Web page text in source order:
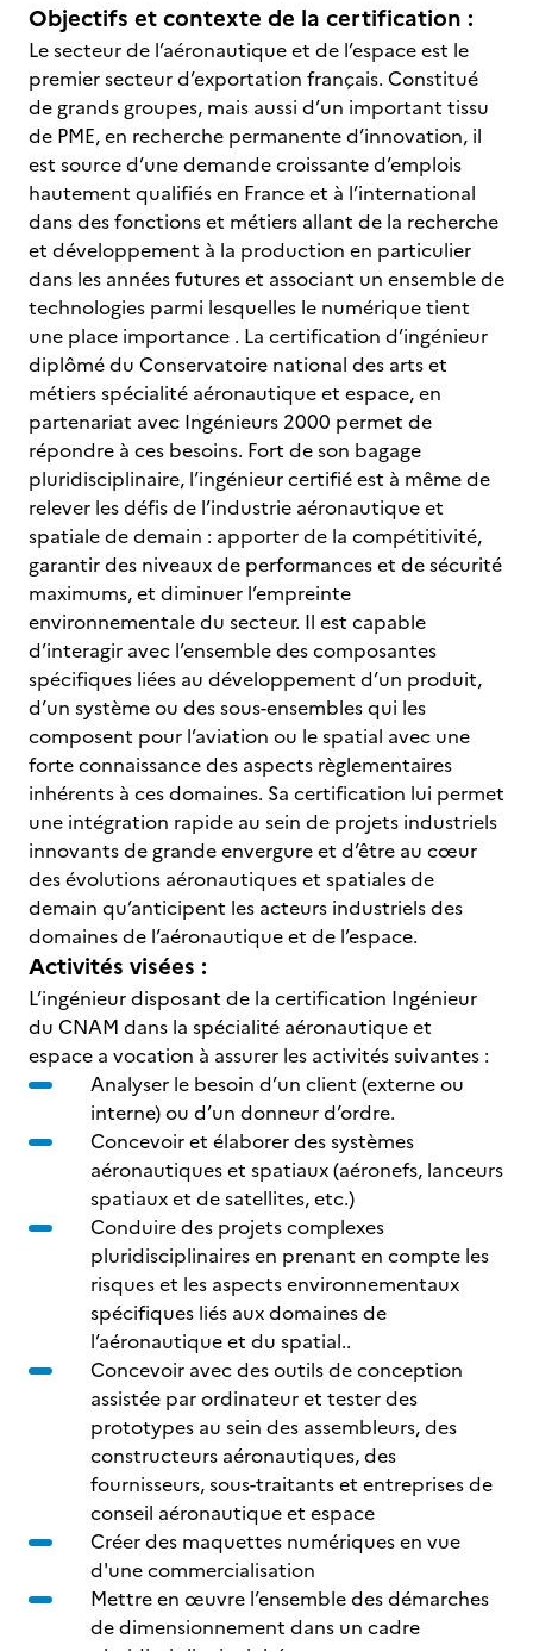
Objectifs et contexte de la certification :
Le secteur de l’aéronautique et de l’espace est le
premier secteur d’exportation français. Constitué
de grands groupes, mais aussi d’un important tissu
de PME, en recherche permanente d’innovation, il
est source d’une demande croissante d’emplois
hautement qualifiés en France et à l’international
dans des fonctions et métiers allant de la recherche
et développement à la production en particulier
dans les années futures et associant un ensemble de
technologies parmi lesquelles le numérique tient
une place importance . La certification d’ingénieur
diplômé du Conservatoire national des arts et
métiers spécialité aéronautique et espace, en
partenariat avec Ingénieurs 2000 permet de
répondre à ces besoins. Fort de son bagage
pluridisciplinaire, l’ingénieur certifié est à même de
relever les défis de l’industrie aéronautique et
spatiale de demain : apporter de la compétitivité,
garantir des niveaux de performances et de sécurité
maximums, et diminuer l’empreinte
environnementale du secteur. Il est capable
d’interagir avec l’ensemble des composantes
spécifiques liées au développement d’un produit,
d’un système ou des sous-ensembles qui les
composent pour l’aviation ou le spatial avec une
forte connaissance des aspects règlementaires
inhérents à ces domaines. Sa certification lui permet
une intégration rapide au sein de projets industriels
innovants de grande envergure et d’être au cœur
des évolutions aéronautiques et spatiales de
demain qu’anticipent les acteurs industriels des
domaines de l’aéronautique et de l’espace.
Activités visées :
L’ingénieur disposant de la certification Ingénieur
du CNAM dans la spécialité aéronautique et
espace a vocation à assurer les activités suivantes :
Analyser le besoin d’un client (externe ou
interne) ou d’un donneur d’ordre.
Concevoir et élaborer des systèmes
aéronautiques et spatiaux (aéronefs, lanceurs
spatiaux et de satellites, etc.)
Conduire des projets complexes
pluridisciplinaires en prenant en compte les
risques et les aspects environnementaux
spécifiques liés aux domaines de
l’aéronautique et du spatial..
Concevoir avec des outils de conception
assistée par ordinateur et tester des
prototypes au sein des assembleurs, des
constructeurs aéronautiques, des
fournisseurs, sous-traitants et entreprises de
conseil aéronautique et espace
Créer des maquettes numériques en vue
d'une commercialisation
Mettre en œuvre l’ensemble des démarches
de dimensionnement dans un cadre